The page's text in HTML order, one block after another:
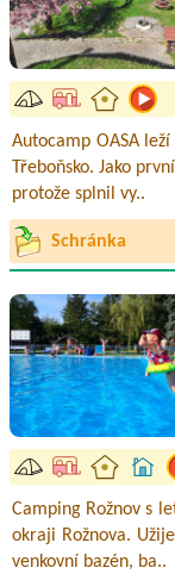
Autocamp OASA
Třeboňsko. Jako
protože splnil vy..
Schránka
Camping Rožnov s
okraji Rožnova.
venkovní bazén, ba..